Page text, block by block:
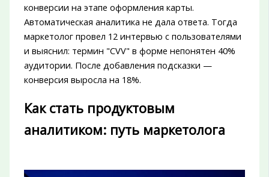
конверсии на этапе оформления карты.
Автоматическая аналитика не дала ответа. Тогда
маркетолог провел 12 интервью с пользователями
и выяснил: термин "CVV" в форме непонятен 40%
аудитории. После добавления подсказки —
конверсия выросла на 18%.
Как стать продуктовым
аналитиком: путь маркетолога